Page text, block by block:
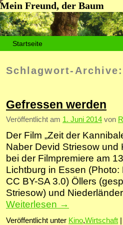
Mein Freund, der Baum
Startseite
Schlagwort-Archive:
Gefressen werden
Veröffentlicht am 1. Juni 2014 von
Der Film „Zeit der
Naber Devid Striesow und
bei der Filmpremiere am
Lichtburg in Essen
CC BY-SA 3.0) Öllers
Striesow) und
Weiterlesen →
Veröffentlicht unter Kino,Wirtschaft